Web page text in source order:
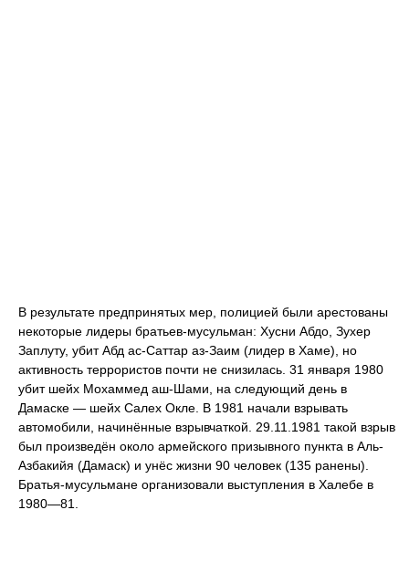
В результате предпринятых мер, полицией были арестованы
некоторые лидеры братьев-мусульман: Хусни Абдо, Зухер
Заплуту, убит Абд ас-Саттар аз-Заим (лидер в Хаме), но
активность террористов почти не снизилась. 31 января 1980
убит шейх Мохаммед аш-Шами, на следующий день в
Дамаске — шейх Салех Окле. В 1981 начали взрывать
автомобили, начинённые взрывчаткой. 29.11.1981 такой взрыв
был произведён около армейского призывного пункта в Аль-
Азбакийя (Дамаск) и унёс жизни 90 человек (135 ранены).
Братья-мусульмане организовали выступления в Халебе в
1980—81.